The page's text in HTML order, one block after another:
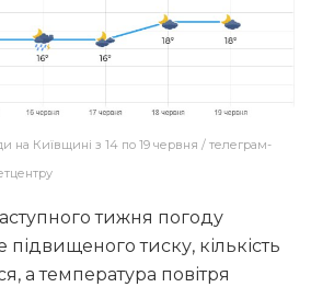
на Київщині з 14 по 19 червня / телеграм-
тижня погоду
тиску, кількість
а температура повітря